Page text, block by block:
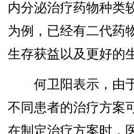
内分泌治疗药物种类
为例，已经有二代药
生存获益以及更好的
何卫阳表示，由于
不同患者的治疗方案
在制定治疗方案时，